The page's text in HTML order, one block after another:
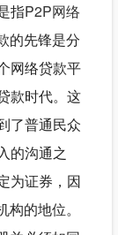
指P2P网络
的先锋是分
网络贷款平
款时代。这
了普通民众
的沟通之
为证券，因
的地位。